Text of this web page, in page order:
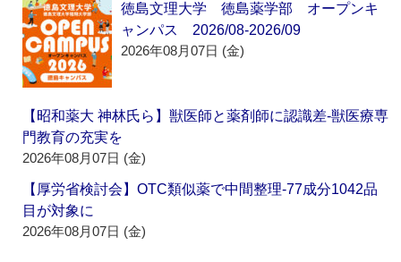
徳島文理大学 徳島薬学部 オープンキ
ャンパス 2026/08-2026/09
2026年08月07日 (金)
【昭和薬大 神林氏ら】獣医師と薬剤師に認識差‐獣医療専
門教育の充実を
2026年08月07日 (金)
【厚労省検討会】OTC類似薬で中間整理‐77成分1042品
目が対象に
2026年08月07日 (金)